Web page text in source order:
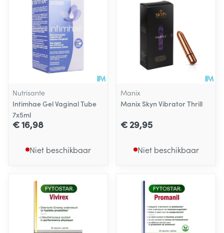
Nutrisante
Intimhae Gel Vaginal Tube
7x5ml
€ 16,98
Niet beschikbaar
Manix
Manix Skyn Vibrator Thrill
€ 29,95
Niet beschikbaar